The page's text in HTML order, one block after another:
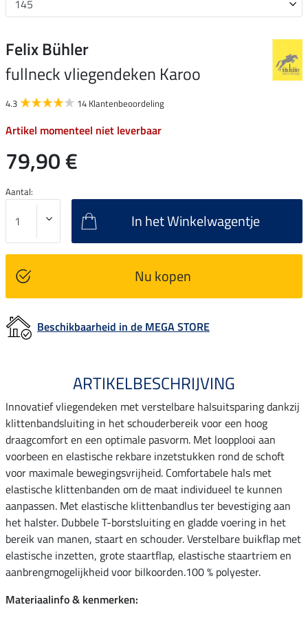
Felix Bühler
fullneck vliegendeken Karoo
4.3 14 Klantenbeoordeling
Artikel momenteel niet leverbaar
79,90 €
Aantal:
In het Winkelwagentje
Nu kopen
Beschikbaarheid in de MEGA STORE
ARTIKELBESCHRIJVING
Innovatief vliegendeken met verstelbare halsuitsparing dankzij
klittenbandsluiting in het schouderbereik voor een hoog
draagcomfort en een optimale pasvorm. Met loopplooi aan
voorbeen en elastische rekbare inzetstukken rond de schoft
voor maximale bewegingsvrijheid. Comfortabele hals met
elastische klittenbanden om de maat individueel te kunnen
aanpassen. Met elastische klittenbandlus ter bevestiging aan
het halster. Dubbele T-borstsluiting en gladde voering in het
bereik van manen, staart en schouder. Verstelbare buikflap met
elastische inzetten, grote staartflap, elastische staartriem en
aanbrengmogelijkheid voor bilkoorden.100 % polyester.
Materiaalinfo & kenmerken: